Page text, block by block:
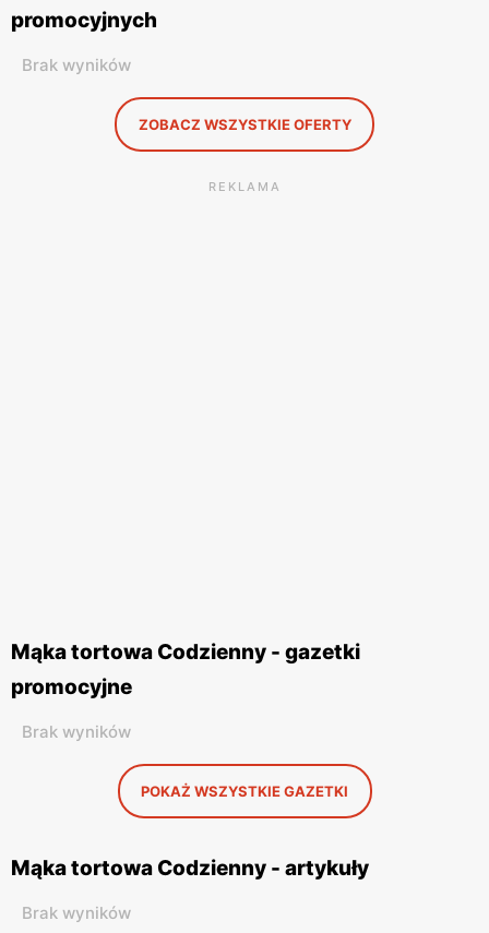
promocyjnych
Brak wyników
ZOBACZ WSZYSTKIE OFERTY
REKLAMA
Mąka tortowa Codzienny - gazetki
promocyjne
Brak wyników
POKAŻ WSZYSTKIE GAZETKI
Mąka tortowa Codzienny - artykuły
Brak wyników